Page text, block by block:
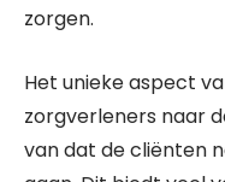
zorgen.
Het unieke aspect
zorgverleners naar
van dat de cliënten